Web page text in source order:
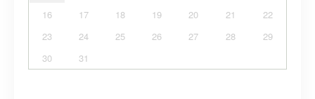
16
17 18 19 20 21
22
23
24 25 26 27 28
29
30
31